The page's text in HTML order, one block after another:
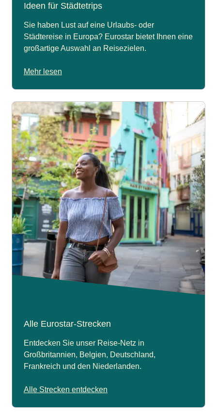
Ideen für Städtetrips
Sie haben Lust auf eine Urlaubs- oder
Städtereise in Europa? Eurostar bietet Ihnen eine
großartige Auswahl an Reisezielen.
Mehr lesen
Alle Eurostar-Strecken
Entdecken Sie unser Reise-Netz in
Großbritannien, Belgien, Deutschland,
Frankreich und den Niederlanden.
Alle Strecken entdecken